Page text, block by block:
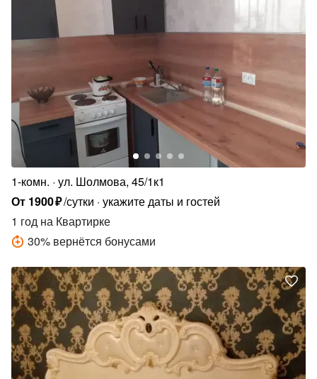
1-комн. ул. Шолмова, 45/1к1
От 1900₽/сутки укажите даты и гостей
1 год на Квартирке
30% вернётся бонусами